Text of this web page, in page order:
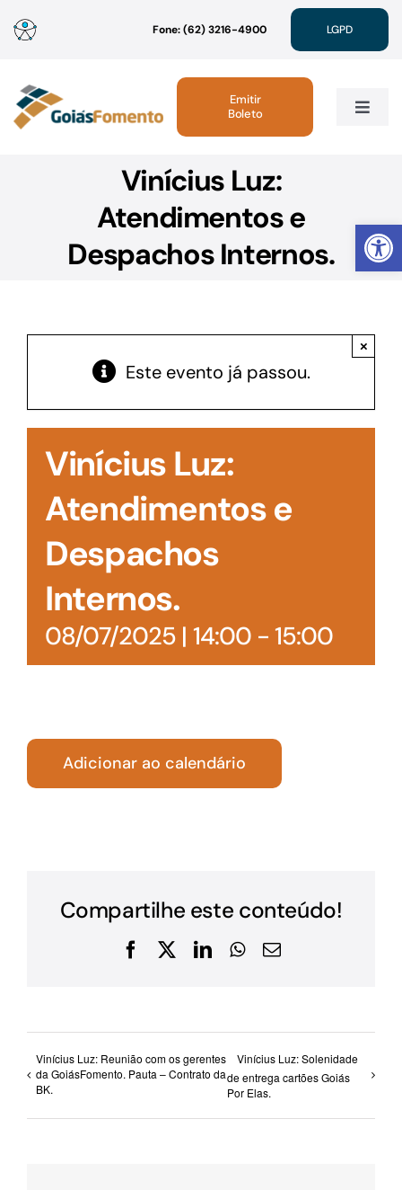
Abrir
para
conteúdo
Fone: (62) 3216-4900 LGPD
Toggle
Linhas de Crédito
Acesso à Informação
Emitir
Boleto
Vinícius Luz:
Atendimentos e
Despachos Internos.
Este evento já passou.
×
Vinícius Luz:
Atendimentos e
Despachos
Internos.
08/07/2025 | 14:00- 15:00
Adicionar ao calendário
Compartilhe este conteúdo!
Facebook
X LinkedInWhatsApp
E-
Vinícius Luz: Reunião com os gerentes
da GoiásFomento. Pauta – Contrato da
BK.
Vinícius Luz: Solenidade
de entrega cartões Goiás
Por Elas.